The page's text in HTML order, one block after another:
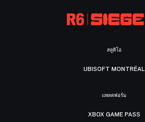
สตูดิโอ
UBISOFT MONTRÉAL
แพลตฟอร์ม
XBOX GAME PASS